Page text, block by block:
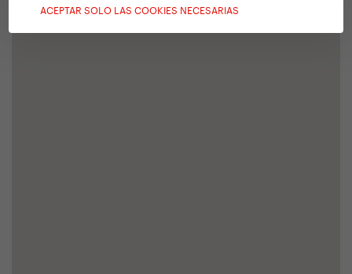
ACEPTAR SOLO LAS COOKIES NECESARIAS